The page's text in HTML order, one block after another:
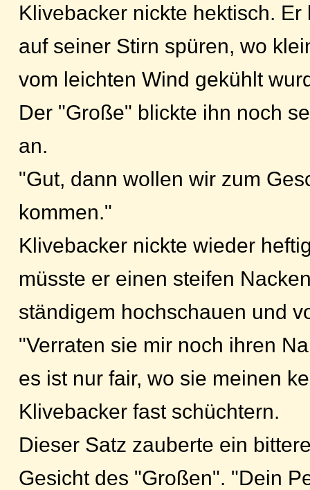
Klivebacker nickte hektisch.
auf seiner Stirn spüren, wo
vom leichten Wind gekühlt
Der "Große" blickte ihn noch
an.
"Gut, dann wollen wir zum
kommen."
Klivebacker nickte wieder
müsste er einen steifen
ständigem hochschauen und
"Verraten sie mir noch ihren
es ist nur fair, wo sie meinen
Klivebacker fast schüchtern.
Dieser Satz zauberte ein
Gesicht des "Großen". "Dein